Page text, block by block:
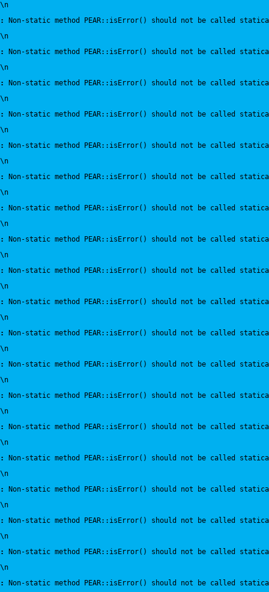
\n
:
Non-static method PEAR::isError() should not be called
\n
:
Non-static method PEAR::isError() should not be called
\n
:
Non-static method PEAR::isError() should not be called
\n
:
Non-static method PEAR::isError() should not be called
\n
:
Non-static method PEAR::isError() should not be called
\n
:
Non-static method PEAR::isError() should not be called
\n
:
Non-static method PEAR::isError() should not be called
\n
:
Non-static method PEAR::isError() should not be called
\n
:
Non-static method PEAR::isError() should not be called
\n
:
Non-static method PEAR::isError() should not be called
\n
:
Non-static method PEAR::isError() should not be called
\n
:
Non-static method PEAR::isError() should not be called
\n
:
Non-static method PEAR::isError() should not be called
\n
:
Non-static method PEAR::isError() should not be called
\n
:
Non-static method PEAR::isError() should not be called
\n
:
Non-static method PEAR::isError() should not be called
\n
:
Non-static method PEAR::isError() should not be called
\n
:
Non-static method PEAR::isError() should not be called
\n
:
Non-static method PEAR::isError() should not be called